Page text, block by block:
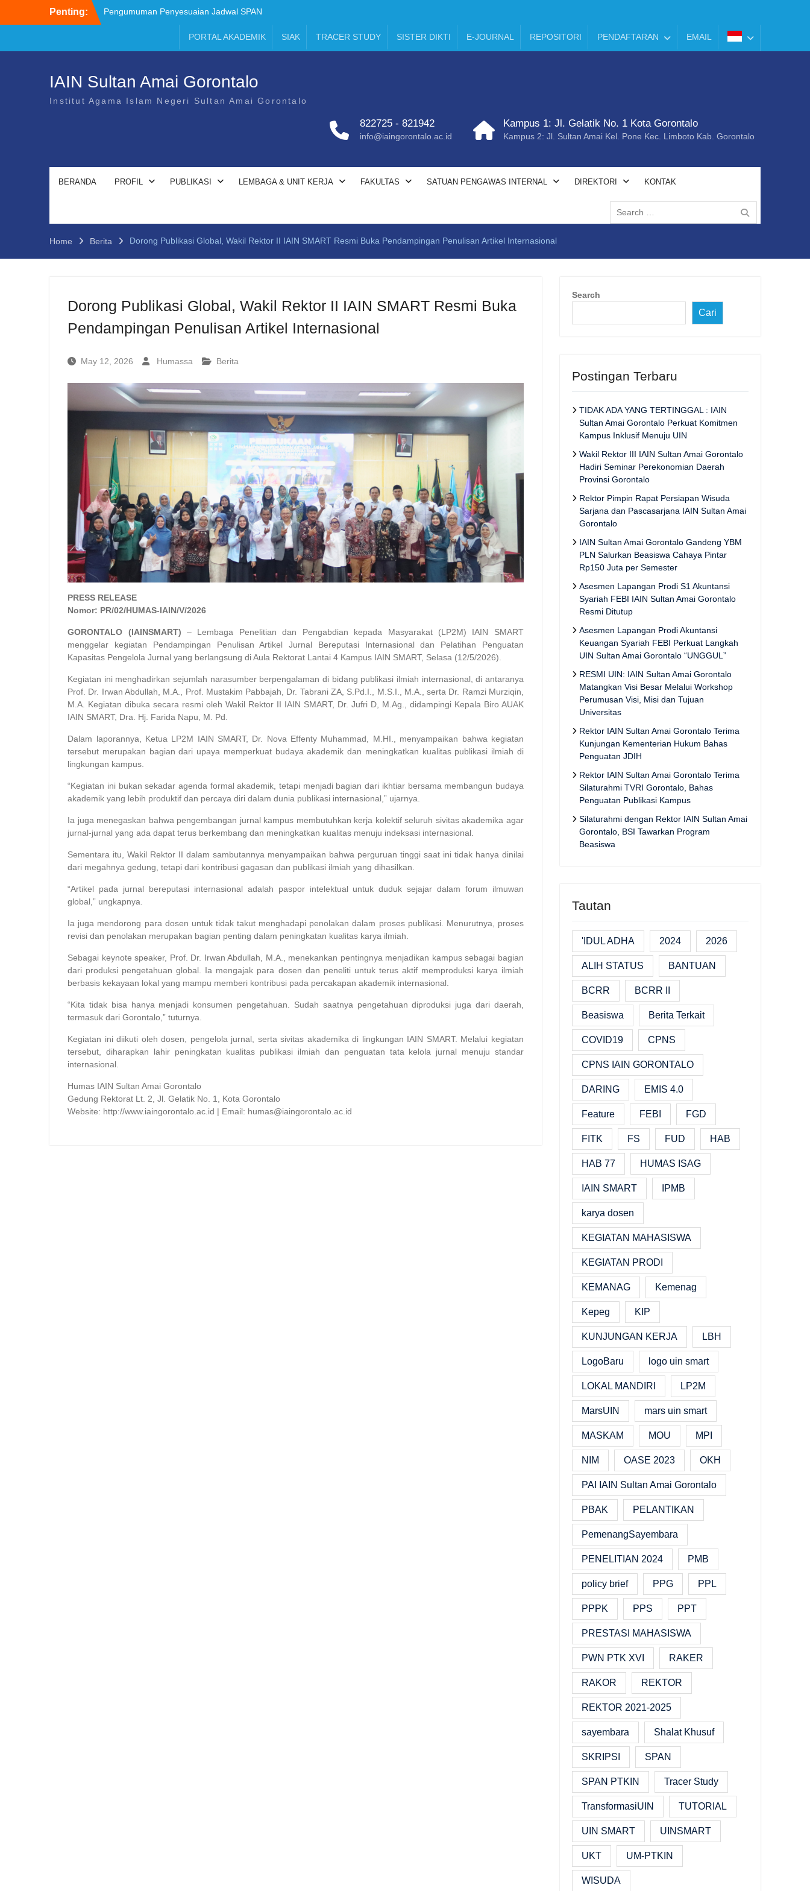
Penting:
Pengumuman Penyesuaian Jadwal SPAN
Brosur Pendaftaran Mahasiswa Baru IAIN
SMART TA 2026/2027
Transformasi UIN SMART
Pemenang Sayembara Logo Transformasi
UIN SMART
PORTAL AKADEMIK SIAK TRACER STUDY SISTER DIKTI E-JOURNAL REPOSITORI PENDAFTARAN EMAIL
IAIN Sultan Amai Gorontalo
Institut Agama Islam Negeri Sultan Amai Gorontalo
822725 - 821942
info@iaingorontalo.ac.id
Kampus 1: Jl. Gelatik No. 1 Kota Gorontalo
Kampus 2: Jl. Sultan Amai Kel. Pone Kec. Limboto Kab. Gorontalo
BERANDA PROFIL PUBLIKASI LEMBAGA & UNIT KERJA FAKULTAS SATUAN PENGAWAS INTERNAL DIREKTORI KONTAK
Home Berita Dorong Publikasi Global, Wakil Rektor II IAIN SMART Resmi Buka Pendampingan Penulisan Artikel Internasional
Dorong Publikasi Global, Wakil Rektor II IAIN SMART Resmi Buka
Pendampingan Penulisan Artikel Internasional
May 12, 2026 Humassa Berita
PRESS RELEASE
Nomor: PR/02/HUMAS-IAIN/V/2026
GORONTALO (IAINSMART) – Lembaga Penelitian dan Pengabdian kepada Masyarakat (LP2M) IAIN SMART
menggelar kegiatan Pendampingan Penulisan Artikel Jurnal Bereputasi Internasional dan Pelatihan Penguatan
Kapasitas Pengelola Jurnal yang berlangsung di Aula Rektorat Lantai 4 Kampus IAIN SMART, Selasa (12/5/2026).
Kegiatan ini menghadirkan sejumlah narasumber berpengalaman di bidang publikasi ilmiah internasional, di antaranya
Prof. Dr. Irwan Abdullah, M.A., Prof. Mustakim Pabbajah, Dr. Tabrani ZA, S.Pd.I., M.S.I., M.A., serta Dr. Ramzi Murziqin,
M.A. Kegiatan dibuka secara resmi oleh Wakil Rektor II IAIN SMART, Dr. Jufri D, M.Ag., didampingi Kepala Biro AUAK
IAIN SMART, Dra. Hj. Farida Napu, M. Pd.
Dalam laporannya, Ketua LP2M IAIN SMART, Dr. Nova Effenty Muhammad, M.HI., menyampaikan bahwa kegiatan
tersebut merupakan bagian dari upaya memperkuat budaya akademik dan meningkatkan kualitas publikasi ilmiah di
lingkungan kampus.
“Kegiatan ini bukan sekadar agenda formal akademik, tetapi menjadi bagian dari ikhtiar bersama membangun budaya
akademik yang lebih produktif dan percaya diri dalam dunia publikasi internasional,” ujarnya.
Ia juga menegaskan bahwa pengembangan jurnal kampus membutuhkan kerja kolektif seluruh sivitas akademika agar
jurnal-jurnal yang ada dapat terus berkembang dan meningkatkan kualitas menuju indeksasi internasional.
Sementara itu, Wakil Rektor II dalam sambutannya menyampaikan bahwa perguruan tinggi saat ini tidak hanya dinilai
dari megahnya gedung, tetapi dari kontribusi gagasan dan publikasi ilmiah yang dihasilkan.
“Artikel pada jurnal bereputasi internasional adalah paspor intelektual untuk duduk sejajar dalam forum ilmuwan
global,” ungkapnya.
Ia juga mendorong para dosen untuk tidak takut menghadapi penolakan dalam proses publikasi. Menurutnya, proses
revisi dan penolakan merupakan bagian penting dalam peningkatan kualitas karya ilmiah.
Sebagai keynote speaker, Prof. Dr. Irwan Abdullah, M.A., menekankan pentingnya menjadikan kampus sebagai bagian
dari produksi pengetahuan global. Ia mengajak para dosen dan peneliti untuk terus aktif memproduksi karya ilmiah
berbasis kekayaan lokal yang mampu memberi kontribusi pada percakapan akademik internasional.
“Kita tidak bisa hanya menjadi konsumen pengetahuan. Sudah saatnya pengetahuan diproduksi juga dari daerah,
termasuk dari Gorontalo,” tuturnya.
Kegiatan ini diikuti oleh dosen, pengelola jurnal, serta sivitas akademika di lingkungan IAIN SMART. Melalui kegiatan
tersebut, diharapkan lahir peningkatan kualitas publikasi ilmiah dan penguatan tata kelola jurnal menuju standar
internasional.
Humas IAIN Sultan Amai Gorontalo
Gedung Rektorat Lt. 2, Jl. Gelatik No. 1, Kota Gorontalo
Website: http://www.iaingorontalo.ac.id | Email: humas@iaingorontalo.ac.id
Search
Cari
Postingan Terbaru
TIDAK ADA YANG TERTINGGAL : IAIN
Sultan Amai Gorontalo Perkuat Komitmen
Kampus Inklusif Menuju UIN
Wakil Rektor III IAIN Sultan Amai Gorontalo
Hadiri Seminar Perekonomian Daerah
Provinsi Gorontalo
Rektor Pimpin Rapat Persiapan Wisuda
Sarjana dan Pascasarjana IAIN Sultan Amai
Gorontalo
IAIN Sultan Amai Gorontalo Gandeng YBM
PLN Salurkan Beasiswa Cahaya Pintar
Rp150 Juta per Semester
Asesmen Lapangan Prodi S1 Akuntansi
Syariah FEBI IAIN Sultan Amai Gorontalo
Resmi Ditutup
Asesmen Lapangan Prodi Akuntansi
Keuangan Syariah FEBI Perkuat Langkah
UIN Sultan Amai Gorontalo “UNGGUL”
RESMI UIN: IAIN Sultan Amai Gorontalo
Matangkan Visi Besar Melalui Workshop
Perumusan Visi, Misi dan Tujuan
Universitas
Rektor IAIN Sultan Amai Gorontalo Terima
Kunjungan Kementerian Hukum Bahas
Penguatan JDIH
Rektor IAIN Sultan Amai Gorontalo Terima
Silaturahmi TVRI Gorontalo, Bahas
Penguatan Publikasi Kampus
Silaturahmi dengan Rektor IAIN Sultan Amai
Gorontalo, BSI Tawarkan Program
Beasiswa
Tautan
'IDUL ADHA 2024 2026
ALIH STATUS BANTUAN
BCRR BCRR II
Beasiswa Berita Terkait
COVID19 CPNS
CPNS IAIN GORONTALO
DARING EMIS 4.0
Feature FEBI FGD
FITK FS FUD HAB
HAB 77 HUMAS ISAG
IAIN SMART IPMB
karya dosen
KEGIATAN MAHASISWA
KEGIATAN PRODI
KEMANAG Kemenag
Kepeg KIP
KUNJUNGAN KERJA LBH
LogoBaru logo uin smart
LOKAL MANDIRI LP2M
MarsUIN mars uin smart
MASKAM MOU MPI
NIM OASE 2023 OKH
PAI IAIN Sultan Amai Gorontalo
PBAK PELANTIKAN
PemenangSayembara
PENELITIAN 2024 PMB
policy brief PPG PPL
PPPK PPS PPT
PRESTASI MAHASISWA
PWN PTK XVI RAKER
RAKOR REKTOR
REKTOR 2021-2025
sayembara Shalat Khusuf
SKRIPSI SPAN
SPAN PTKIN Tracer Study
TransformasiUIN TUTORIAL
UIN SMART UINSMART
UKT UM-PTKIN
WISUDA